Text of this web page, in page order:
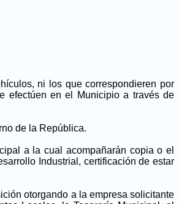
ni los que correspondieren por
efectúen en el Municipio a través de
de la República.
a la cual acompañarán copia o el
Industrial, certificación de estar
otorgando a la empresa solicitante